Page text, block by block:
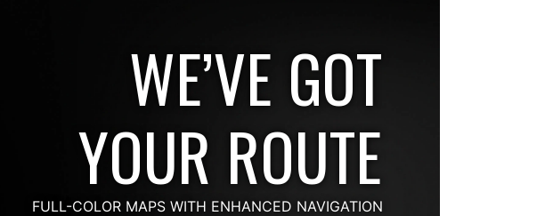
WE’VE GOT
YOUR ROUTE
FULL-COLOR MAPS WITH ENHANCED NAVIGATION